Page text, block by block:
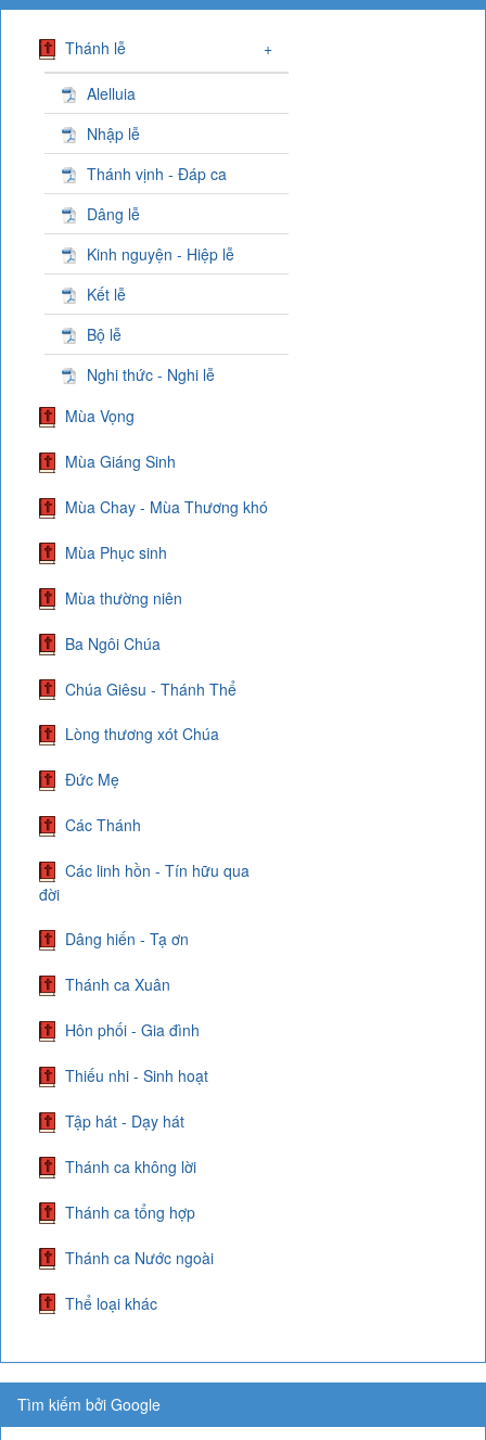
Thánh lễ +
Alelluia
Nhập lễ
Thánh vịnh - Đáp ca
Dâng lễ
Kinh nguyện - Hiệp lễ
Kết lễ
Bộ lễ
Nghi thức - Nghi lễ
Mùa Vọng
Mùa Giáng Sinh
Mùa Chay - Mùa Thương khó
Mùa Phục sinh
Mùa thường niên
Ba Ngôi Chúa
Chúa Giêsu - Thánh Thể
Lòng thương xót Chúa
Đức Mẹ
Các Thánh
Các linh hồn - Tín hữu qua
đời
Dâng hiến - Tạ ơn
Thánh ca Xuân
Hôn phối - Gia đình
Thiếu nhi - Sinh hoạt
Tập hát - Dạy hát
Thánh ca không lời
Thánh ca tổng hợp
Thánh ca Nước ngoài
Thể loại khác
Tìm kiếm bởi Google